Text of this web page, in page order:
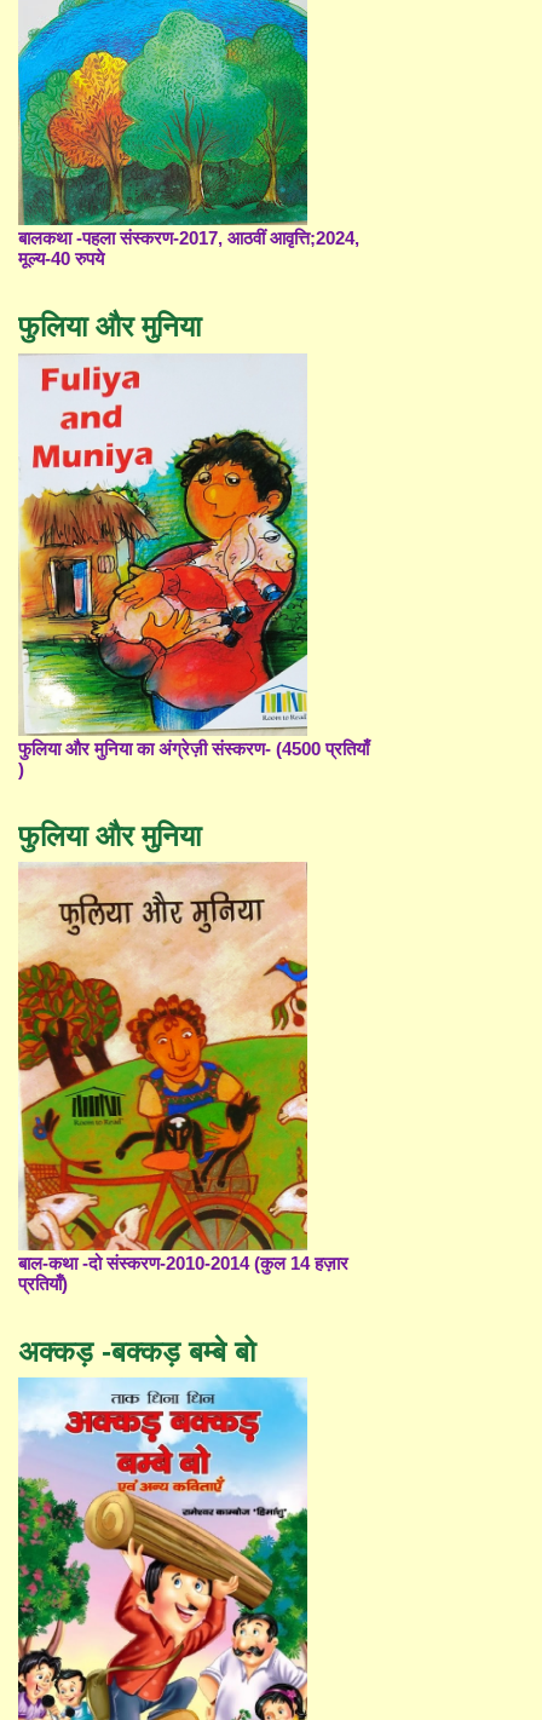
बालकथा -पहला संस्करण-2017, आठवीं आवृत्ति;2024,
मूल्य-40 रुपये
फुलिया और मुनिया
फुलिया और मुनिया का अंग्रेज़ी संस्करण- (4500 प्रतियाँ
)
फुलिया और मुनिया
बाल-कथा -दो संस्करण-2010-2014 (कुल 14 हज़ार
प्रतियाँ)
अक्कड़ -बक्कड़ बम्बे बो